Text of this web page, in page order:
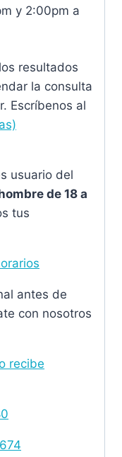
y 2:00pm a
resultados
la consulta
Escríbenos al
usuario del
de 18 a
tus
antes de
con nosotros
recibe